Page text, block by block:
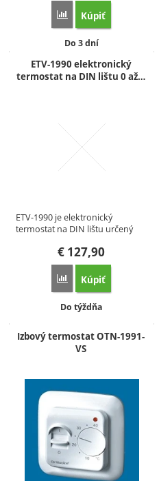
Porovnať
Kúpiť
Dostupnosť:
Do 3 dní
ETV-1990 elektronický
termostat na DIN lištu 0 až…
ETV-1990 je elektronický
termostat na DIN lištu určený
€ 127,90
Porovnať
Kúpiť
Dostupnosť:
Do týždňa
Izbový termostat OTN-1991-
VS